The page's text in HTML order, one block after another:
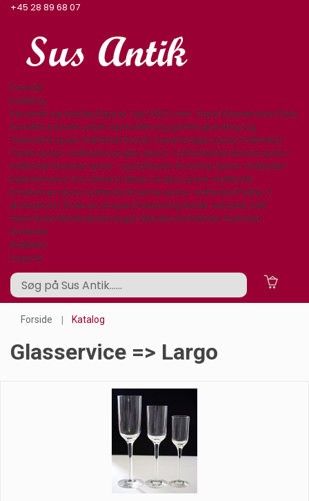
+45 28 89 68 07
Forside
Katalog
Keramik og stentøj Figurer. Kgl. B&G, mm. Varia Glasservice Glas,
Karafler,kander,vaser Specielle og gamle glas Bing og
Grøndahl spise-kaffestel Royal Copenhagen spise-kaffestel
Tyske spise- kaffestel Lyngby spise- kaffestel Rørstrand spise-
kaffestel Desiree spise- og kaffestel Aluminia spise- kaffestel
Kjøbenhavns Porcellains Maleri Arabia spise-kaffestel
Knabstrup spise-kaffestel Diverse spise- kaffestel Platter /
årsklokker/ Årskrus Lamper/belysning Bestik sølvplet, stål
Sølv/Guld Afbilledede bøger Billedkunst Møbler Nyheder
Nyheder
Butikken
Log ind
Forside Katalog
Glasservice => Largo